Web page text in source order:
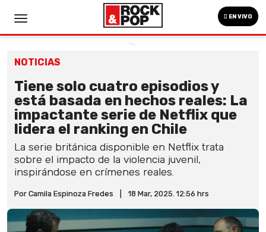
EN VIVO
NOTICIAS
Tiene solo cuatro episodios y
está basada en hechos reales: La
impactante serie de Netflix que
lidera el ranking en Chile
La serie británica disponible en Netflix trata
sobre el impacto de la violencia juvenil,
inspirándose en crímenes reales.
Por Camila Espinoza Fredes 18 Mar, 2025. 12:56 hrs